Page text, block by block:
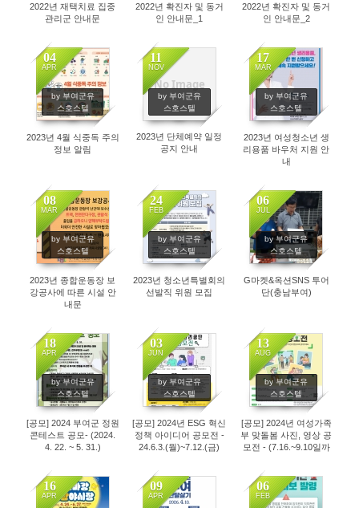
2022년 재택치료 집중
관리군 안내문
2022년 확진자 및 동거
인 안내문_1
2022년 확진자 및 동거
인 안내문_2
04
APR
by 부여군유
스호스텔
3116
2023년 4월 식중독 주의
정보 알림
No Image
11
NOV
by 부여군유
스호스텔
3468
2023년 단체예약 일정
공지 안내
17
MAR
by 부여군유
스호스텔
3091
2023년 여성청소년 생
리용품 바우처 지원 안
내
08
MAR
by 부여군유
스호스텔
3074
2023년 종합운동장 보
강공사에 따른 시설 안
내문
24
FEB
by 부여군유
스호스텔
3358
2023년 청소년특별회의
선발직 위원 모집
06
JUL
by 부여군유
스호스텔
3063
G마켓&옥션SNS 투어
단(충남부여)
18
APR
by 부여군유
스호스텔
3334
[공모] 2024 부여군 정원
콘테스트 공모- (2024.
4. 22. ~ 5. 31.)
03
JUN
by 부여군유
스호스텔
6040
[공모] 2024년 ESG 혁신
정책 아이디어 공모전 -
24.6.3.(월)~7.12.(금)
13
AUG
by 부여군유
스호스텔
2138
[공모] 2024년 여성가족
부 맞돌봄 사진, 영상 공
모전 - (7.16.~9.10일까
16
APR
09
APR
06
FEB